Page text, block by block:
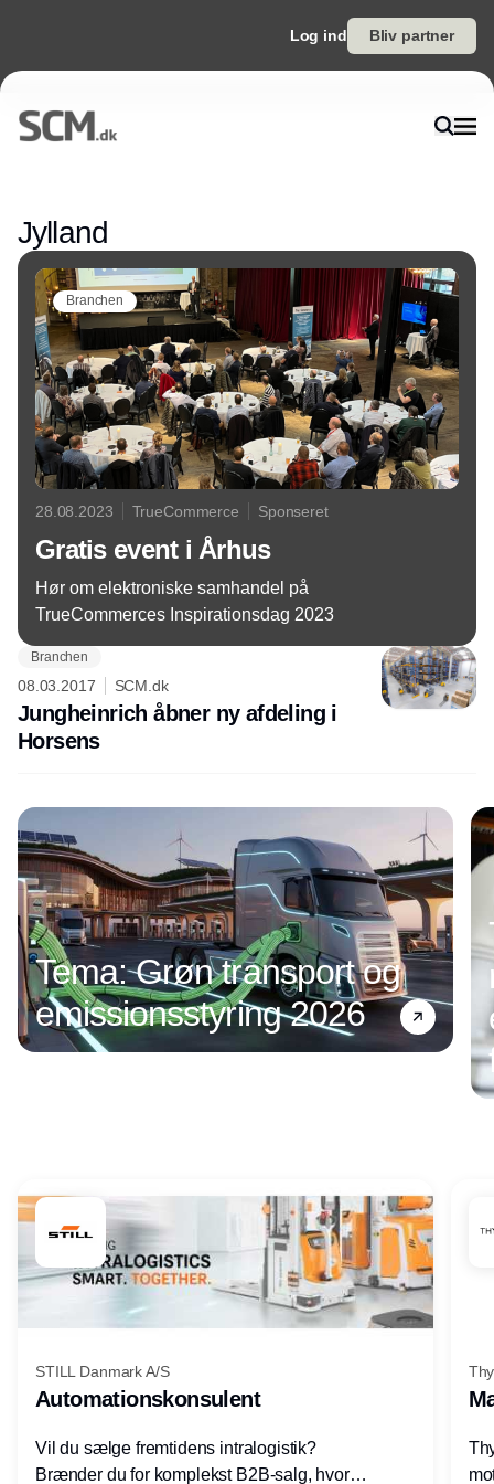
Log ind Bliv partner
Jylland
Branchen
28.08.2023 TrueCommerce Sponseret
Gratis event i Århus
Hør om elektroniske samhandel på
TrueCommerces Inspirationsdag 2023
Branchen
08.03.2017 SCM.dk
Jungheinrich åbner ny afdeling i
Horsens
Tema: Grøn transport og
emissionsstyring 2026
STILL Danmark A/S
Automationskonsulent
Vil du sælge fremtidens intralogistik?
Brænder du for komplekst B2B-salg, hvor